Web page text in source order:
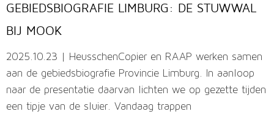
GEBIEDSBIOGRAFIE LIMBURG: DE STUWWAL
BIJ MOOK
2025.10.23 | HeusschenCopier en RAAP werken samen
aan de gebiedsbiografie Provincie Limburg. In aanloop
naar de presentatie daarvan lichten we op gezette tijden
een tipje van de sluier. Vandaag trappen